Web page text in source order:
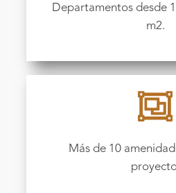
Departamentos desde
m2.
Más de 10